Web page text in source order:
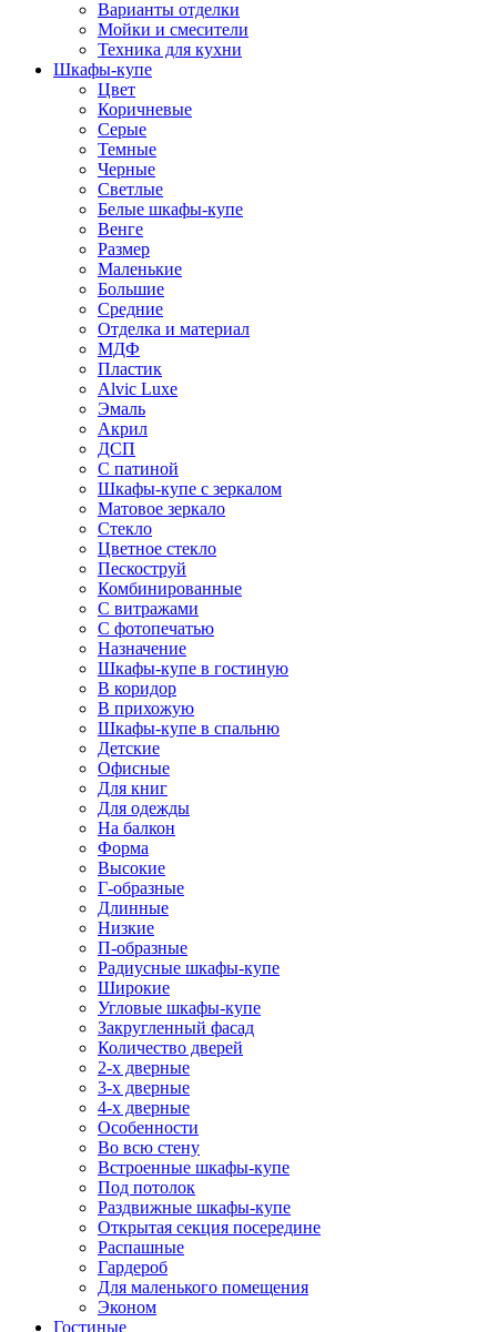
Варианты отделки
Мойки и смесители
Техника для кухни
Шкафы-купе
Цвет
Коричневые
Серые
Темные
Черные
Светлые
Белые шкафы-купе
Венге
Размер
Маленькие
Большие
Средние
Отделка и материал
МДФ
Пластик
Alvic Luxe
Эмаль
Акрил
ДСП
С патиной
Шкафы-купе с зеркалом
Матовое зеркало
Стекло
Цветное стекло
Пескоструй
Комбинированные
С витражами
С фотопечатью
Назначение
Шкафы-купе в гостиную
В коридор
В прихожую
Шкафы-купе в спальню
Детские
Офисные
Для книг
Для одежды
На балкон
Форма
Высокие
Г-образные
Длинные
Низкие
П-образные
Радиусные шкафы-купе
Широкие
Угловые шкафы-купе
Закругленный фасад
Количество дверей
2-х дверные
3-х дверные
4-х дверные
Особенности
Во всю стену
Встроенные шкафы-купе
Под потолок
Раздвижные шкафы-купе
Открытая секция посередине
Распашные
Гардероб
Для маленького помещения
Эконом
Гостиные